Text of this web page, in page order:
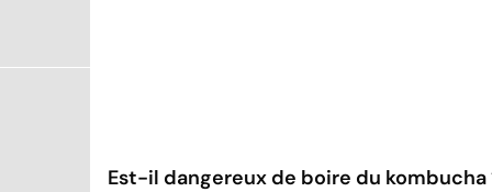
Est-il dangereux de boire du kombucha